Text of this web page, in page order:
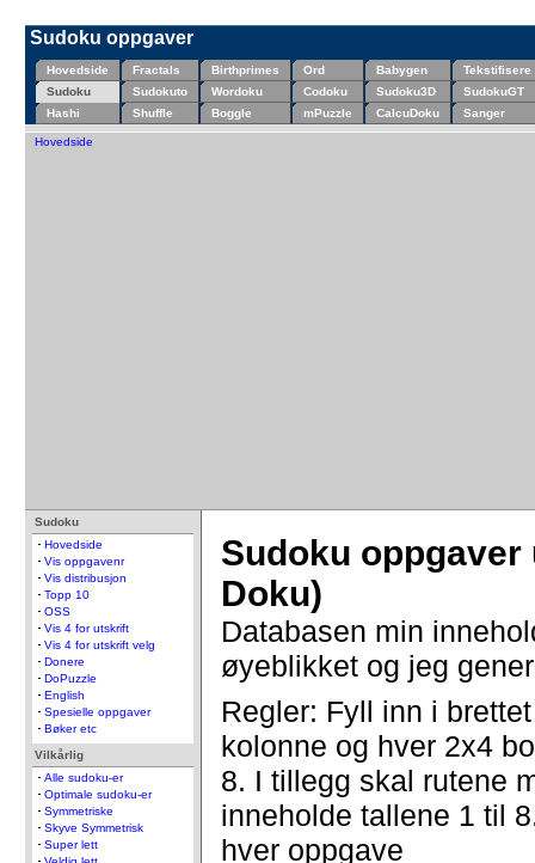
Sudoku oppgaver
Hovedside Fractals Birthprimes Ord Babygen
Tekstifisere
Sudoku
Sudokuto Wordoku Codoku Sudoku3D
SudokuGT
Hashi
Shuffle Boggle mPuzzle CalcuDoku Sanger
Hovedside
Sudoku
Hovedside
Vis oppgavenr
Vis distribusjon
Topp 10
OSS
Vis 4 for utskrift
Vis 4 for utskrift velg
Donere
DoPuzzle
English
Spesielle oppgaver
Bøker etc
Vilkårlig
Alle sudoku-er
Optimale sudoku-er
Symmetriske
Skyve Symmetrisk
Super lett
Sudoku
Doku)
Databasen min
øyeblikket og jeg
Regler: Fyll inn i
kolonne og hver 2x4
8. I tillegg skal rutene
inneholde tallene 1 til
hver oppgave